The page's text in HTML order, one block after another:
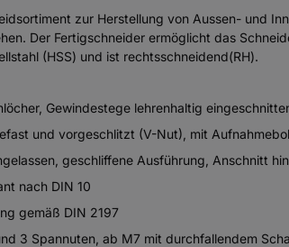
zur Herstellung von Aussen- und
Der Fertigschneider ermöglicht das
(HSS) und ist rechtsschneidend(RH).
Gewindestege lehrenhaltig
und vorgeschlitzt (V-Nut), mit
geschliffene Ausführung, Anschnitt
nach DIN 10
gemäß DIN 2197
3 Spannuten, ab M7 mit durchfallendem